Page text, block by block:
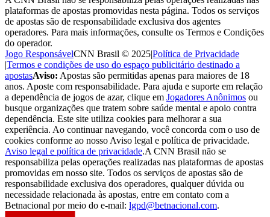
plataformas de apostas promovidas nesta página. Todos os serviços
de apostas são de responsabilidade exclusiva dos agentes
operadores. Para mais informações, consulte os Termos e Condições
do operador.
Jogo ResponsávelCNN Brasil © 2025|Política de Privacidade
|Termos e condições de uso do espaço publicitário destinado a
apostasAviso: Apostas são permitidas apenas para maiores de 18
anos. Aposte com responsabilidade. Para ajuda e suporte em relação
a dependência de jogos de azar, clique em Jogadores Anônimos ou
busque organizações que tratem sobre saúde mental e apoio contra
dependência. Este site utiliza cookies para melhorar a sua
experiência. Ao continuar navegando, você concorda com o uso de
cookies conforme ao nosso Aviso legal e política de privacidade.
Aviso legal e política de privacidade.A CNN Brasil não se
responsabiliza pelas operações realizadas nas plataformas de apostas
promovidas em nosso site. Todos os serviços de apostas são de
responsabilidade exclusiva dos operadores, qualquer dúvida ou
necessidade relacionada às apostas, entre em contato com a
Betnacional por meio do e-mail: lgpd@betnacional.com.